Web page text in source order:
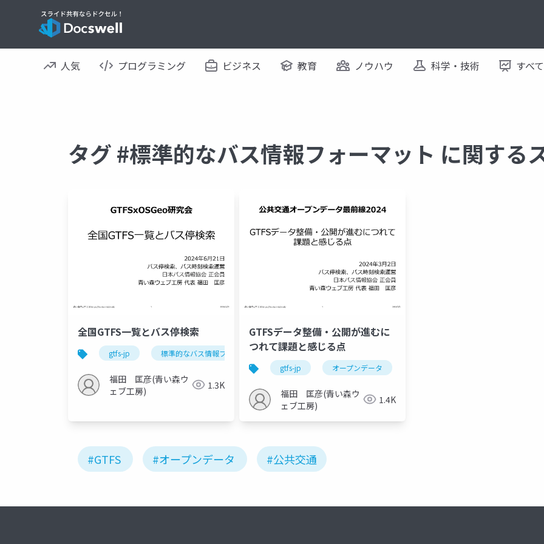
人気 プログラミング ビジネス 教育 ノウハウ 科学・技術 すべ
タグ #標準的なバス情報フォーマット に関する
全国GTFS一覧とバス停検索
gtfs-jp 標準的なバス情報フォーマット オープンデータ
福田 匡彦(青い森ウ
ェブ工房)
1.3K
GTFSデータ整備・公開が進むに
つれて課題と感じる点
gtfs-jp オープンデータ
福田 匡彦(青い森ウ
ェブ工房)
1.4K
#GTFS #オープンデータ #公共交通